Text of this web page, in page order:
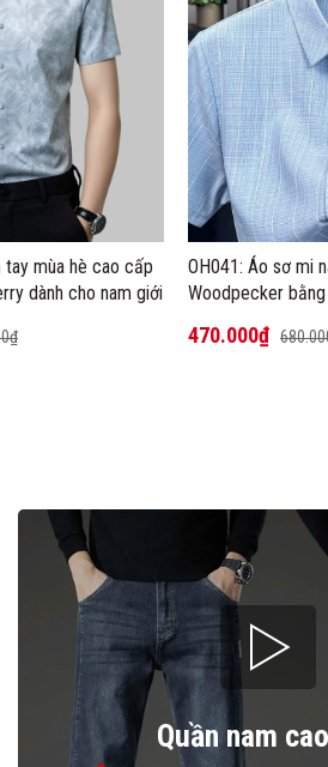
tay mùa hè cao cấp
dành cho nam giới
OH041: Áo sơ mi
Woodpecker
470.000₫
- 31%
Quần nam